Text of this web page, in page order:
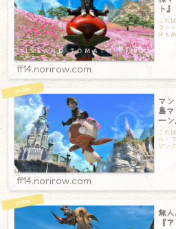
ト』
これ
ウン
牙も
ff14.norirow.com
マ
島
ーン
これ
ル・
ピン
ff14.norirow.com
無
『